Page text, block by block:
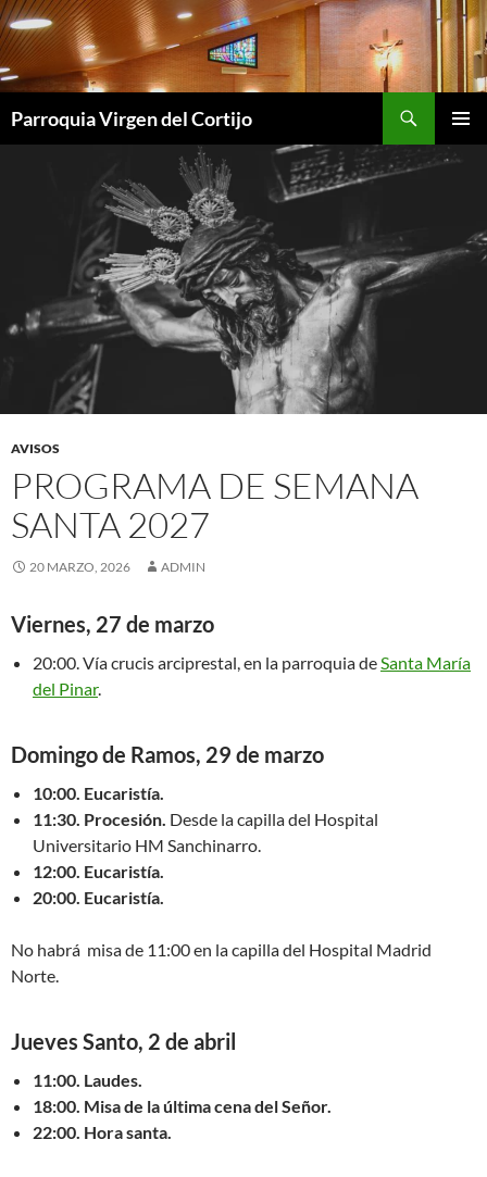
Saltar
al
contenido
Parroquia Virgen del Cortijo
MENÚ
AVISOS
PROGRAMA DE SEMANA
SANTA 2027
20 MARZO, 2026 ADMIN
Viernes, 27 de marzo
20:00. Vía crucis arciprestal, en la parroquia deSanta María
del Pinar.
Domingo de Ramos, 29 de marzo
10:00. Eucaristía.
11:30. Procesión. Desde la capilla del Hospital
Universitario HM Sanchinarro.
12:00. Eucaristía.
20:00. Eucaristía.
No habrá misa de 11:00 en la capilla del Hospital Madrid
Norte.
Jueves Santo, 2 de abril
11:00. Laudes.
18:00. Misa de la última cena del Señor.
22:00. Hora santa.